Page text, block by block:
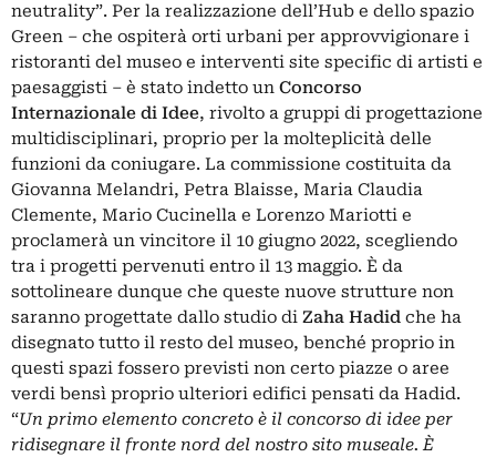
neutrality”. Per la realizzazione dell’Hub e dello spazio
Green – che ospiterà orti urbani per approvvigionare i
ristoranti del museo e interventi site specific di artisti e
paesaggisti – è stato indetto un Concorso
Internazionale di Idee, rivolto a gruppi di progettazione
multidisciplinari, proprio per la molteplicità delle
funzioni da coniugare. La commissione costituita da
Giovanna Melandri, Petra Blaisse, Maria Claudia
Clemente, Mario Cucinella e Lorenzo Mariotti e
proclamerà un vincitore il 10 giugno 2022, scegliendo
tra i progetti pervenuti entro il 13 maggio. È da
sottolineare dunque che queste nuove strutture non
saranno progettate dallo studio di Zaha Hadid che ha
disegnato tutto il resto del museo, benché proprio in
questi spazi fossero previsti non certo piazze o aree
verdi bensì proprio ulteriori edifici pensati da Hadid.
“Un primo elemento concreto è il concorso di idee per
ridisegnare il fronte nord del nostro sito museale. È